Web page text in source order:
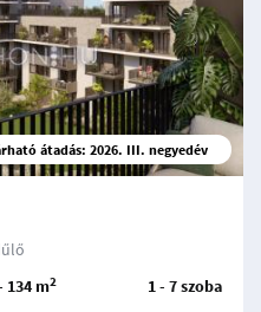
átadás: 2026. III. negyedév
134 m2 1 - 7 szoba